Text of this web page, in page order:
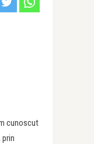
cunoscut